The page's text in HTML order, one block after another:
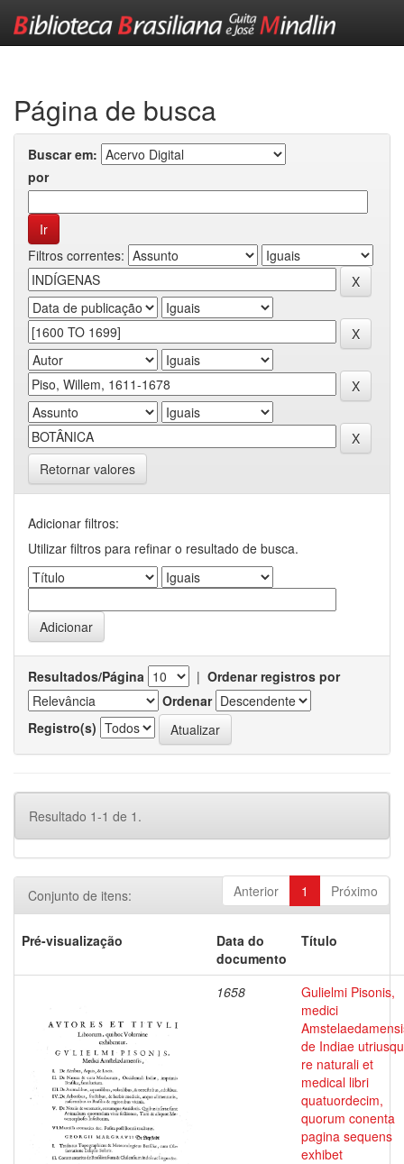
Página de busca
Buscar em:
por
Filtros correntes:
Retornar valores
Adicionar filtros:
Utilizar filtros para refinar o resultado de busca.
Resultados/Página | Ordenar registros por
Ordenar
Registro(s)
Resultado 1-1 de 1.
Anterior 1 Próximo
Conjunto de itens:
Pré-visualização
Data do
documento
Título
1658
Gulielmi Pisonis,
medici
de Indiae
re naturali et
medical libri
quatuordecim,
quorum conenta
pagina sequens
exhibet